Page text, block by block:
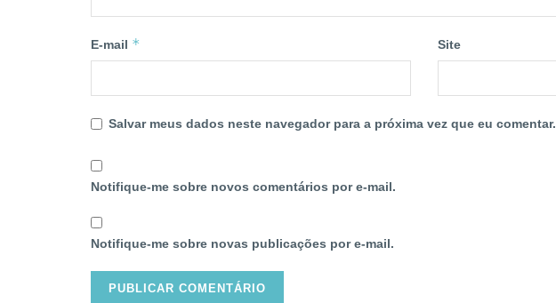
E-mail * Site
Salvar meus dados neste navegador para a próxima vez que eu comentar.
Notifique-me sobre novos comentários por e-mail.
Notifique-me sobre novas publicações por e-mail.